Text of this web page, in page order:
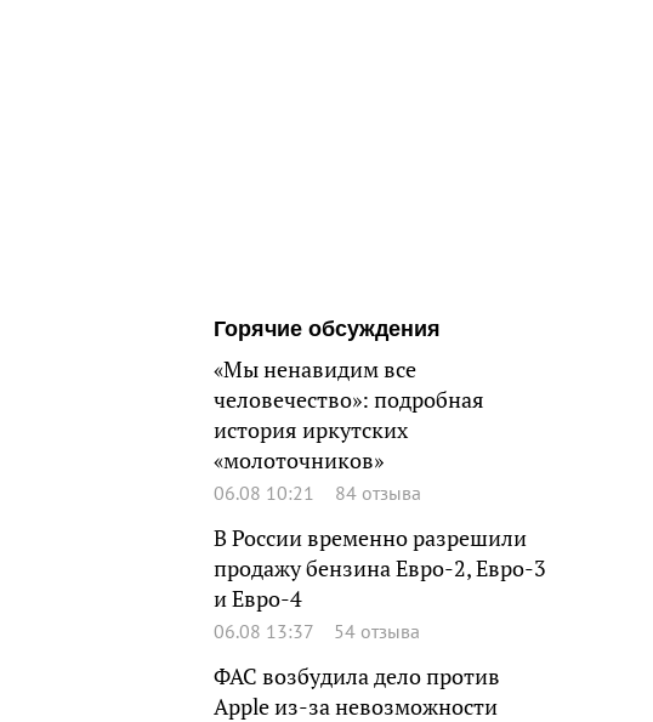
Горячие обсуждения
«Мы ненавидим все
человечество»: подробная
история иркутских
«молоточников»
06.08 10:21 84 отзыва
В России временно разрешили
продажу бензина Евро-2, Евро-3
и Евро-4
06.08 13:37 54 отзыва
ФАС возбудила дело против
Apple из-за невозможности